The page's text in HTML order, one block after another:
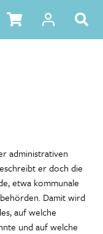
TABLE DES MATIÈRES
administrativen
er doch die
etwa kommunale
Damit wird
auf welche
und auf welche